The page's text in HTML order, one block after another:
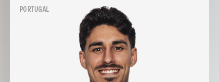
PORTUGAL